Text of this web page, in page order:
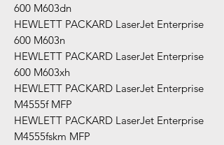
600 M603dn
HEWLETT PACKARD LaserJet Enterprise
600 M603n
HEWLETT PACKARD LaserJet Enterprise
600 M603xh
HEWLETT PACKARD LaserJet Enterprise
M4555f MFP
HEWLETT PACKARD LaserJet Enterprise
M4555fskm MFP